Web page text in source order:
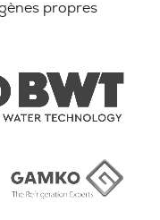
propres